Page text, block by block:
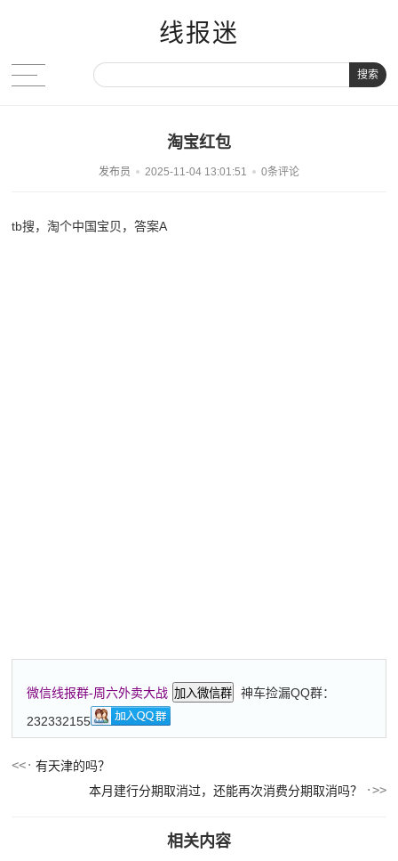
线报迷
搜索
淘宝红包
发布员 2025-11-04 13:01:51 0条评论
tb搜，淘个中国宝贝，答案A
微信线报群-周六外卖大战 加入微信群
神车捡漏QQ群：
232332155
有天津的吗？
本月建行分期取消过，还能再次消费分期取消吗？
相关内容